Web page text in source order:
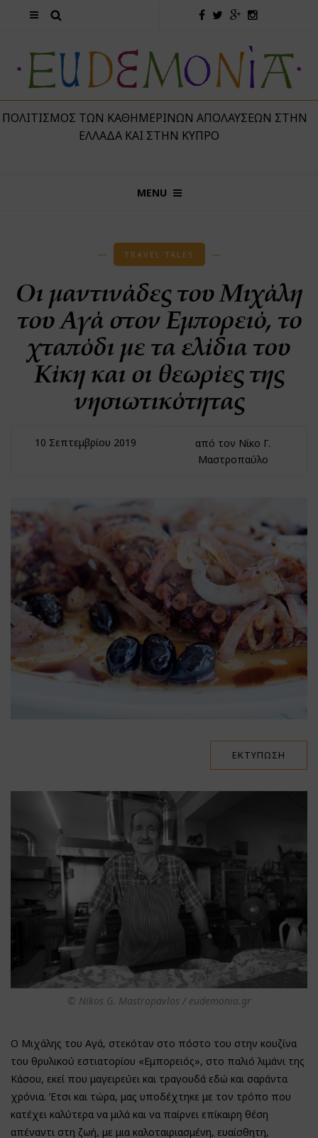
ΤΩΝ ΚΑΘΗΜΕΡΙΝΏΝ ΑΠΟΛΑΎΣΕΩΝ ΣΤΗΝ
ΕΛΛΆΔΑ ΚΑΙ ΣΤΗΝ ΚΎΠΡΟ
MENU
TRAVEL TALES
Οι μαντινάδες του Μιχάλη
του Αγά στον Εμπορειό, το
χταπόδι με τα ελίδια του
Κίκη και οι θεωρίες της
νησιωτικότητας
10 Σεπτεμβρίου 2019
από τον Νίκο Γ.
Μαστροπαύλο
ΕΚΤΎΠΩΣΗ
© Nikos G. Mastropavlos / eudemonia.gr
Ο Μιχάλης του Αγά, στεκόταν στο πόστο του στην κουζίνα
του θρυλικού εστιατορίου «Εμπορειός», στο παλιό λιμάνι της
Κάσου, εκεί που μαγειρεύει και τραγουδά εδώ και σαράντα
χρόνια. Έτσι και τώρα, μας υποδέχτηκε με τον τρόπο που
κατέχει καλύτερα να μιλά και να παίρνει επίκαιρη θέση
απέναντι στη ζωή, με μια καλοταιριασμένη, ευαίσθητη,